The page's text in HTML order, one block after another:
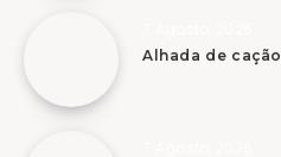
Alhada de cação